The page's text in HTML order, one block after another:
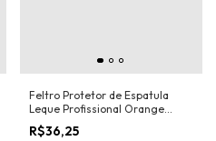
Feltro Protetor de Espatula
Leque Profissional Orange
(5und) 1023.O Joker
R$36,25